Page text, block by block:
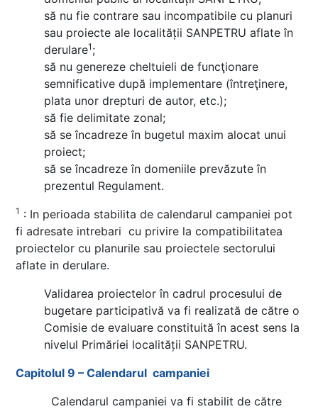
să nu fie contrare sau incompatibile cu planuri
sau proiecte ale localității SANPETRU aflate în
derulare1 ;
să nu genereze cheltuieli de funcţionare
semnificative după implementare (întreţinere,
plata unor drepturi de autor, etc.);
să fie delimitate zonal;
să se încadreze în bugetul maxim alocat unui
proiect;
să se încadreze în domeniile prevăzute în
prezentul Regulament.
1 : In perioada stabilita de calendarul campaniei pot
fi adresate intrebari cu privire la compatibilitatea
proiectelor cu planurile sau proiectele sectorului
aflate in derulare.
Validarea proiectelor în cadrul procesului de
bugetare participativă va fi realizată de către o
Comisie de evaluare constituită în acest sens la
nivelul Primăriei localității SANPETRU.
Capitolul 9 – Calendarul campaniei
Calendarul campaniei va fi stabilit de către